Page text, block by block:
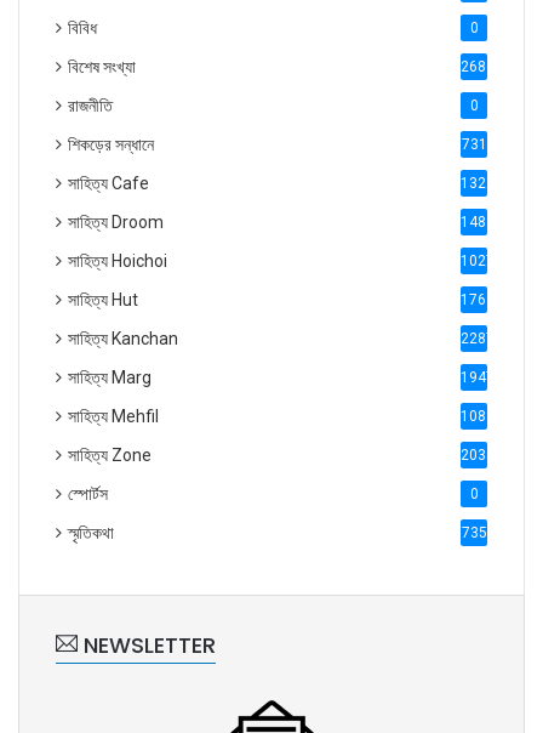
বিবিধ 0
বিশেষ সংখ্যা 2686
রাজনীতি 0
শিকড়ের সন্ধানে 731
সাহিত্য Cafe 1321
সাহিত্য Droom 1488
সাহিত্য Hoichoi 1027
সাহিত্য Hut 1769
সাহিত্য Kanchan 2287
সাহিত্য Marg 1947
সাহিত্য Mehfil 1088
সাহিত্য Zone 2035
স্পোর্টস 0
স্মৃতিকথা 735
NEWSLETTER